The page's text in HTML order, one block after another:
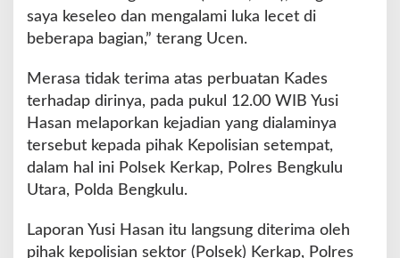
saya keseleo dan mengalami luka lecet di
beberapa bagian,” terang Ucen.
Merasa tidak terima atas perbuatan Kades
terhadap dirinya, pada pukul 12.00 WIB Yusi
Hasan melaporkan kejadian yang dialaminya
tersebut kepada pihak Kepolisian setempat,
dalam hal ini Polsek Kerkap, Polres Bengkulu
Utara, Polda Bengkulu.
Laporan Yusi Hasan itu langsung diterima oleh
pihak kepolisian sektor (Polsek) Kerkap, Polres